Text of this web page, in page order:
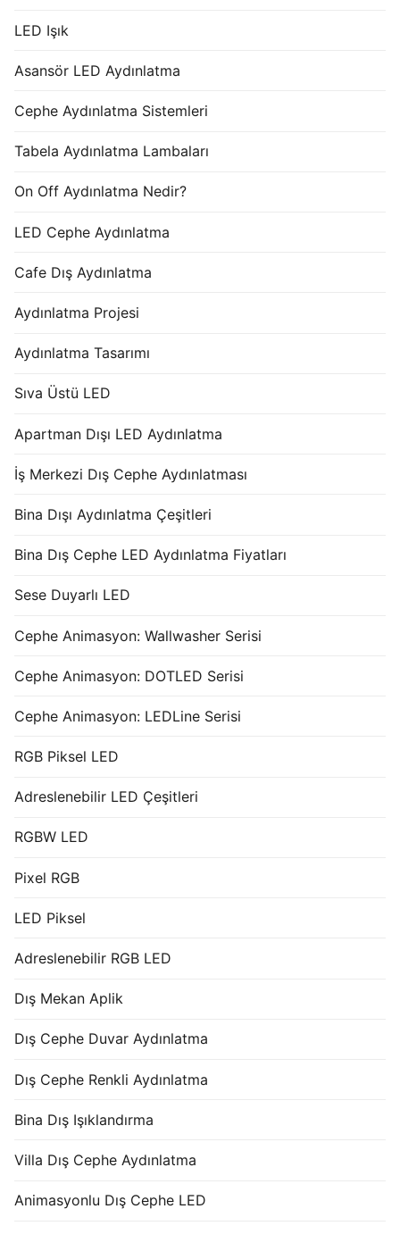
LED Işık
Asansör LED Aydınlatma
Cephe Aydınlatma Sistemleri
Tabela Aydınlatma Lambaları
On Off Aydınlatma Nedir?
LED Cephe Aydınlatma
Cafe Dış Aydınlatma
Aydınlatma Projesi
Aydınlatma Tasarımı
Sıva Üstü LED
Apartman Dışı LED Aydınlatma
İş Merkezi Dış Cephe Aydınlatması
Bina Dışı Aydınlatma Çeşitleri
Bina Dış Cephe LED Aydınlatma Fiyatları
Sese Duyarlı LED
Cephe Animasyon: Wallwasher Serisi
Cephe Animasyon: DOTLED Serisi
Cephe Animasyon: LEDLine Serisi
RGB Piksel LED
Adreslenebilir LED Çeşitleri
RGBW LED
Pixel RGB
LED Piksel
Adreslenebilir RGB LED
Dış Mekan Aplik
Dış Cephe Duvar Aydınlatma
Dış Cephe Renkli Aydınlatma
Bina Dış Işıklandırma
Villa Dış Cephe Aydınlatma
Animasyonlu Dış Cephe LED